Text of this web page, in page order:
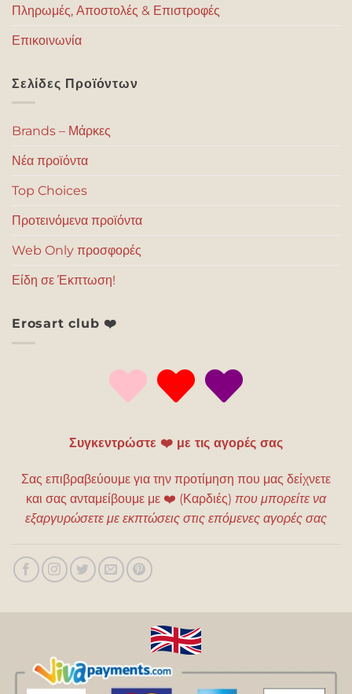
Πληρωμές, Αποστολές & Επιστροφές
Επικοινωνία
Σελίδες Προϊόντων
Brands – Μάρκες
Νέα προϊόντα
Top Choices
Προτεινόμενα προϊόντα
Web Only προσφορές
Είδη σε Έκπτωση!
Erosart club ❤️
Συγκεντρώστε ❤️ με τις αγορές σας
Σας επιβραβεύουμε για την προτίμηση που μας δείχνετε
και σας ανταμείβουμε με ❤️ (Καρδιές) που μπορείτε να
εξαργυρώσετε με εκπτώσεις στις επόμενες αγορές σας